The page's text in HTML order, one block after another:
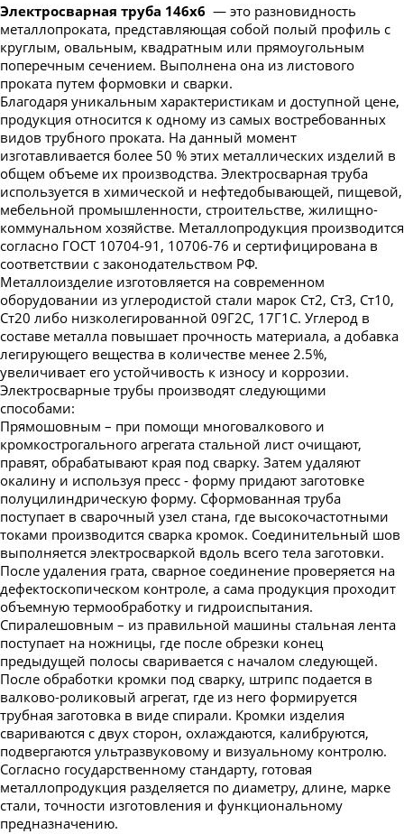
Электросварная труба 146х6 — это разновидность
металлопроката, представляющая собой полый профиль с
круглым, овальным, квадратным или прямоугольным
поперечным сечением. Выполнена она из листового
проката путем формовки и сварки.
Благодаря уникальным характеристикам и доступной цене,
продукция относится к одному из самых востребованных
видов трубного проката. На данный момент
изготавливается более 50 % этих металлических изделий в
общем объеме их производства. Электросварная труба
используется в химической и нефтедобывающей, пищевой,
мебельной промышленности, строительстве, жилищно-
коммунальном хозяйстве. Металлопродукция производится
согласно ГОСТ 10704-91, 10706-76 и сертифицирована в
соответствии с законодательством РФ.
Металлоизделие изготовляется на современном
оборудовании из углеродистой стали марок Ст2, Ст3, Ст10,
Ст20 либо низколегированной 09Г2С, 17Г1С. Углерод в
составе металла повышает прочность материала, а добавка
легирующего вещества в количестве менее 2.5%,
увеличивает его устойчивость к износу и коррозии.
Электросварные трубы производят следующими
способами:
Прямошовным – при помощи многовалкового и
кромкострогального агрегата стальной лист очищают,
правят, обрабатывают края под сварку. Затем удаляют
окалину и используя пресс - форму придают заготовке
полуцилиндрическую форму. Сформованная труба
поступает в сварочный узел стана, где высокочастотными
токами производится сварка кромок. Соединительный шов
выполняется электросваркой вдоль всего тела заготовки.
После удаления грата, сварное соединение проверяется на
дефектоскопическом контроле, а сама продукция проходит
объемную термообработку и гидроиспытания.
Спиралешовным – из правильной машины стальная лента
поступает на ножницы, где после обрезки конец
предыдущей полосы сваривается с началом следующей.
После обработки кромки под сварку, штрипс подается в
валково-роликовый агрегат, где из него формируется
трубная заготовка в виде спирали. Кромки изделия
свариваются с двух сторон, охлаждаются, калибруются,
подвергаются ультразвуковому и визуальному контролю.
Согласно государственному стандарту, готовая
металлопродукция разделяется по диаметру, длине, марке
стали, точности изготовления и функциональному
предназначению.